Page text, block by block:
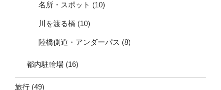
名所・スポット (10)
川を渡る橋 (10)
陸橋側道・アンダーパス (8)
都内駐輪場 (16)
旅行 (49)